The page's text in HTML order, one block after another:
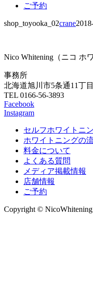
ご予約
shop_toyooka_02crane
Nico Whitening（ニコ ホ
事務所
北海道旭川市5条通11丁
TEL 0166-56-3893
Facebook
Instagram
セルフホワイトニ
ホワイトニングの
料金について
よくある質問
メディア掲載情報
店舗情報
ご予約
Copyright © NicoWhitening